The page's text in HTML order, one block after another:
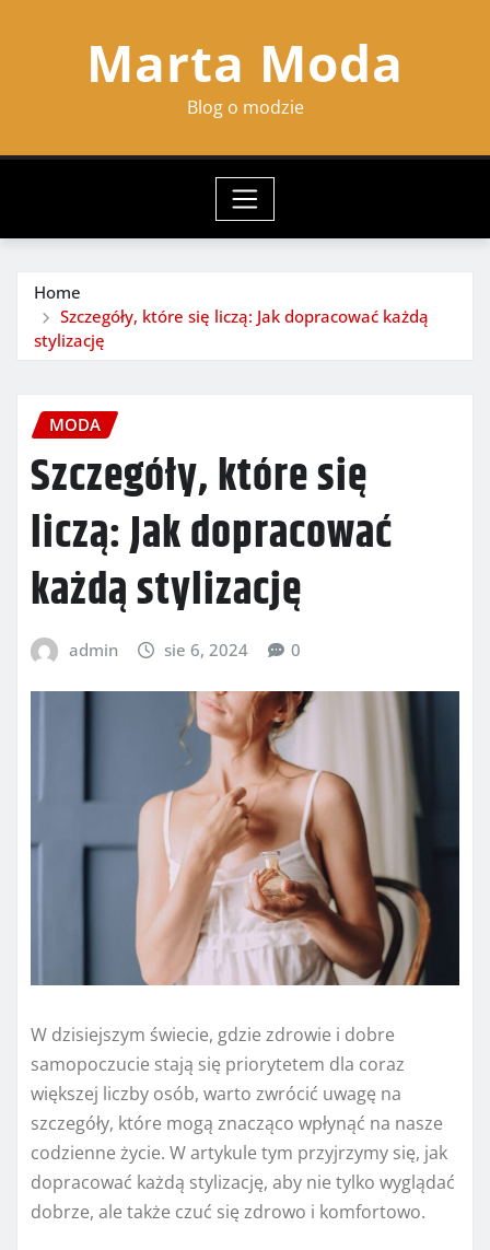
Marta Moda
Blog o modzie
Home
Szczegóły, które się liczą: Jak dopracować każdą
stylizację
MODA
Szczegóły, które się
liczą: Jak dopracować
każdą stylizację
admin sie 6, 2024 0
W dzisiejszym świecie, gdzie zdrowie i dobre
samopoczucie stają się priorytetem dla coraz
większej liczby osób, warto zwrócić uwagę na
szczegóły, które mogą znacząco wpłynąć na nasze
codzienne życie. W artykule tym przyjrzymy się, jak
dopracować każdą stylizację, aby nie tylko wyglądać
dobrze, ale także czuć się zdrowo i komfortowo.